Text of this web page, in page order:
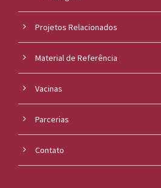
Projetos Relacionados
Material de Referência
Vacinas
Parcerias
Contato